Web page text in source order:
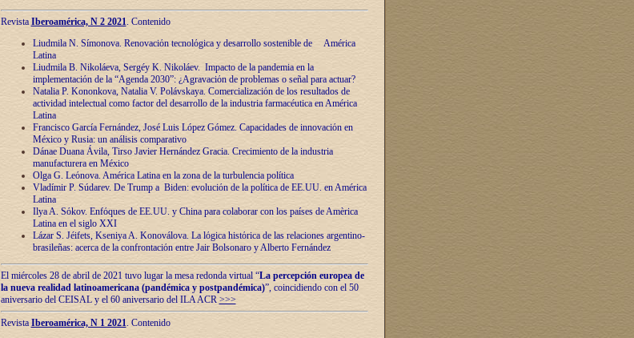
RevistaIberoamérica, N 2 2021. Contenido
Liudmila N. Símonova. Renovaciόn tecnolόgica y desarrollo sostenible de América
Latina
Liudmila B. Nikoláeva, Sergéy K. Nikoláev. Impacto de la pandemia en la
implementaciόn de la “Agenda 2030”: ¿Agravaciόn de problemas o señal para actuar?
Natalia P. Kononkova, Natalia V. Polávskaya. Comercializaciόn de los resultados de
actividad intelectual como factor del desarrollo de la industria farmacéutica en América
Latina
Francisco García Fernández, José Luis López Gómez. Capacidades de innovaciόn en
México y Rusia: un análisis comparativo
Dánae Duana Ávila, Tirso Javier Hernández Gracia. Crecimiento de la industria
manufacturera en México
Olga G. Leόnova. América Latina en la zona de la turbulencia política
Vladímir P. Súdarev. De Trump a Biden: evoluciόn de la política de EE.UU. en América
Latina
Ilya A. Sόkov. Enfόques de EE.UU. y China para colaborar con los países de Amèrica
Latina en el siglo XXI
Lázar S. Jéifets, Kseniya A. Konoválova. La lόgica histόrica de las relaciones argentino-
brasileñas: acerca de la confrontaciόn entre Jair Bolsonaro y Alberto Fernández
El miércoles 28 de abril de 2021 tuvo lugar la mesa redonda virtual “La percepción europea de
la nueva realidad latinoamericana (pandémica y postpandémica)”, coincidiendo con el 50
aniversario del CEISAL y el 60 aniversario del ILA ACR >>>
Revista Iberoamérica, N 1 2021. Contenido